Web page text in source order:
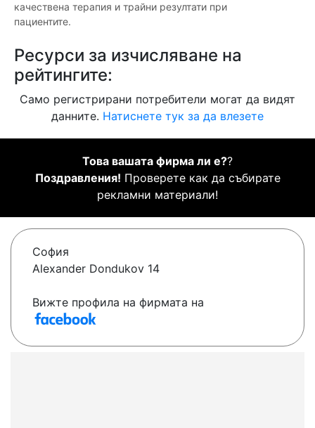
качествена терапия и трайни резултати при
пациентите.
Ресурси за изчисляване на
рейтингите:
Само регистрирани потребители могат да видят
данните. Натиснете тук за да влезете
Това вашата фирма ли е??
Поздравления! Проверете как да събирате
рекламни материали!
София
Alexander Dondukov 14
Вижте профила на фирмата на